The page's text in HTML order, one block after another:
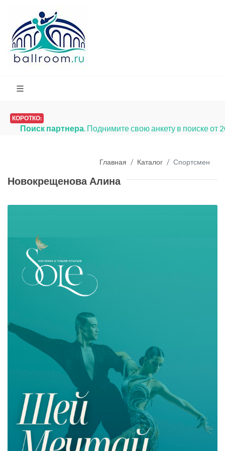
КОРОТКО:
Поиск партнера. Поднимите свою анкету в поиске от
Главная Каталог Спортсмен
Новокрещенова Алина